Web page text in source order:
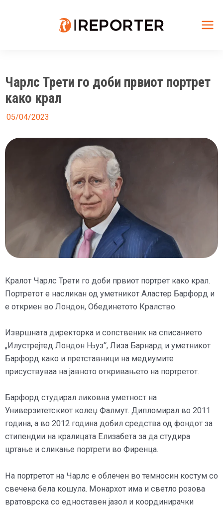
Чарлс Трети го доби првиот портрет
како крал
05/04/2023
Кралот Чарлс Трети го доби првиот портрет како крал.
Портретот е насликан од уметникот Аластер Барфорд и
е откриен во Лондон, Обединетото Кралство.
Извршната директорка и сопственик на списанието
„Илустрејтед Лондон Њуз“, Лиза Барнард и уметникот
Барфорд како и претставници на медиумите
присуствуваа на јавното откривањето на портретот.
Барфорд студирал ликовна уметност на
Универзитетскиот колеџ Фалмут. Дипломирал во 2011
година, а во 2012 година добил средства од фондот за
стипендии на кралицата Елизабета за да студира
цртање и сликање портрети во Фиренца.
На портретот на Чарлс е облечен во темносин костум со
свечена бела кошула. Монархот има и светло розова
вратоврска со едноставен јазол и координирачки